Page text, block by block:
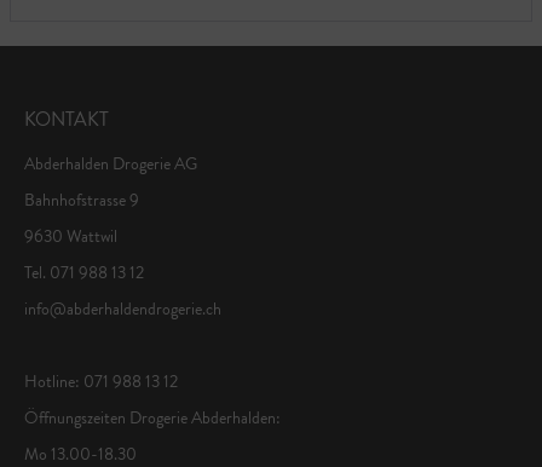
KONTAKT
Abderhalden Drogerie AG
Bahnhofstrasse 9
9630 Wattwil
Tel. 071 988 13 12
info@abderhaldendrogerie.ch
Hotline: 071 988 13 12
Öffnungszeiten Drogerie Abderhalden:
Mo 13.00-18.30